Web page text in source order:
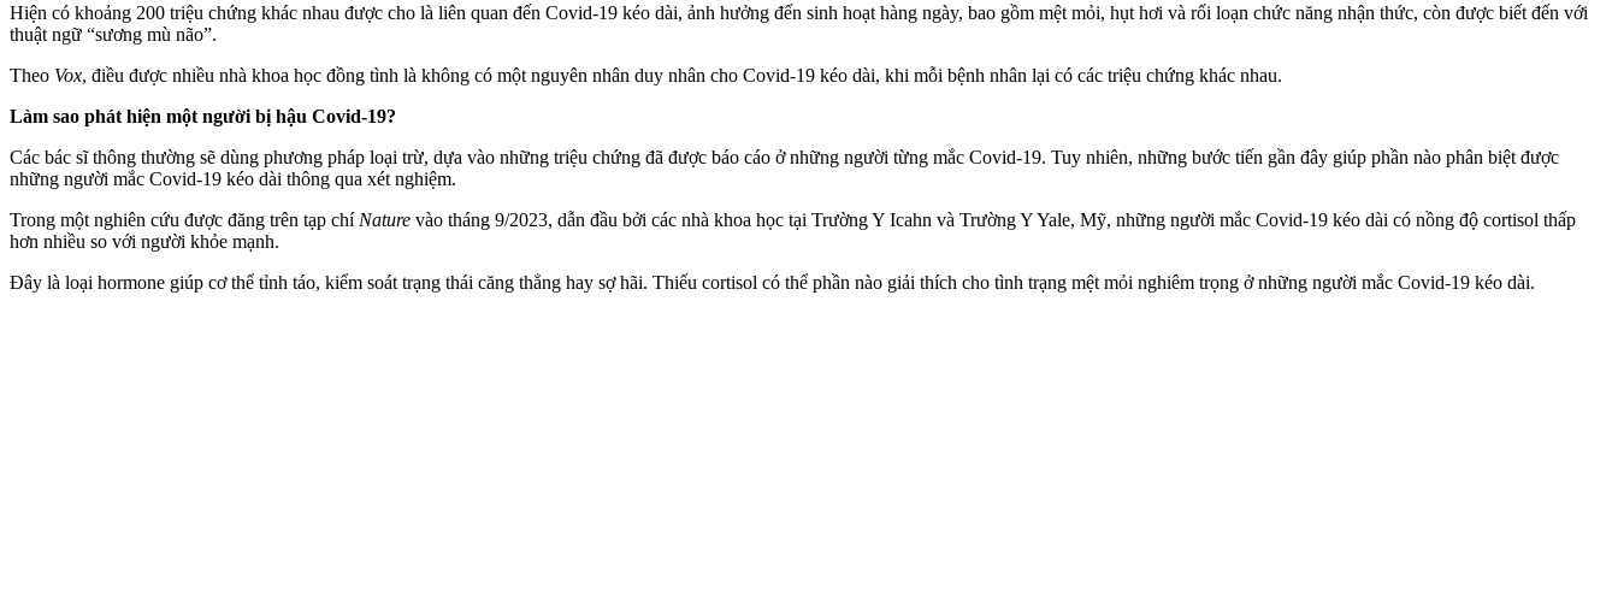
Hiện có khoảng 200 triệu chứng khác nhau được cho là liên quan đến Covid-19 kéo dài, ảnh hưởng đến sinh hoạt hàng ngày, bao gồm mệt mỏi, hụt hơi và rối loạn chức năng nhận thức, còn được biết đến với
thuật ngữ “sương mù não”.
Theo Vox, điều được nhiều nhà khoa học đồng tình là không có một nguyên nhân duy nhân cho Covid-19 kéo dài, khi mỗi bệnh nhân lại có các triệu chứng khác nhau.
Làm sao phát hiện một người bị hậu Covid-19?
Các bác sĩ thông thường sẽ dùng phương pháp loại trừ, dựa vào những triệu chứng đã được báo cáo ở những người từng mắc Covid-19. Tuy nhiên, những bước tiến gần đây giúp phần nào phân biệt được
những người mắc Covid-19 kéo dài thông qua xét nghiệm.
Trong một nghiên cứu được đăng trên tạp chí Nature vào tháng 9/2023, dẫn đầu bởi các nhà khoa học tại Trường Y Icahn và Trường Y Yale, Mỹ, những người mắc Covid-19 kéo dài có nồng độ cortisol thấp
hơn nhiều so với người khỏe mạnh.
Đây là loại hormone giúp c‌ơ th‌ể tỉnh táo, kiểm soát trạng thái căng thẳng hay sợ hãi. Thiếu cortisol có thể phần nào giải thích cho tình trạng mệt mỏi nghiêm trọng ở những người mắc Covid-19 kéo dài.